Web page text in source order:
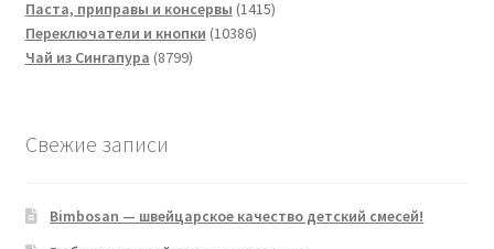
товаров
Паста, приправы и консервы 14151415
Переключатели и кнопки 1038610386
Чай из Сингапура 87998799
Свежие записи
Bimbosan — швейцарское качество детский смесей!